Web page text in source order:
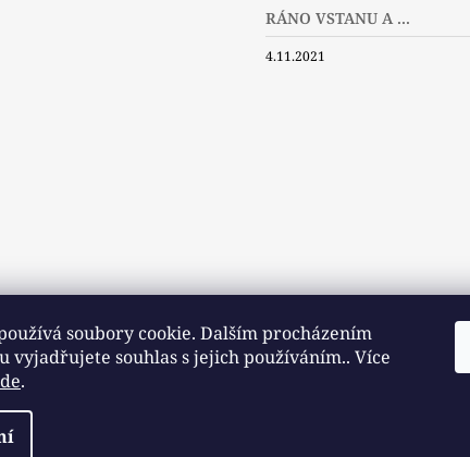
soubory cookie. Dalším procházením
vyjadřujete souhlas s jejich používáním.. Více
.
RÁNO VSTANU A ...
4.11.2021